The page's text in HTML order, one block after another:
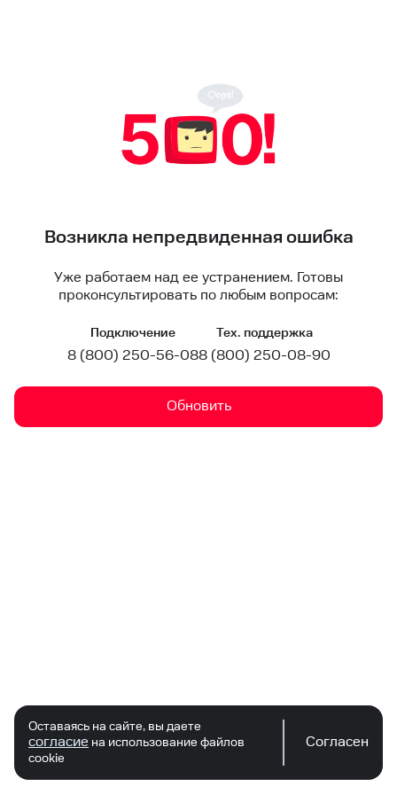
Возникла непредвиденная ошибка
Уже работаем над ее устранением. Готовы
проконсультировать по любым вопросам:
Подключение
8 (800) 250-56-08
Тех. поддержка
8 (800) 250-08-90
Обновить
Оставаясь на сайте, вы даете
согласие на использование файлов
cookie
Согласен